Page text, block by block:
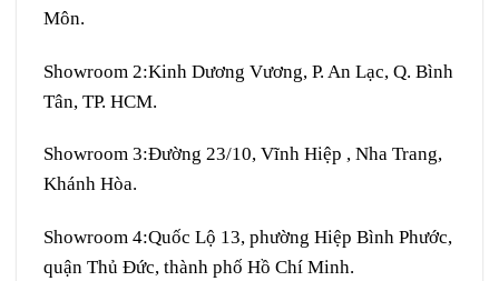
Môn.
Showroom 2:Kinh Dương Vương, P. An Lạc, Q. Bình
Tân, TP. HCM.
Showroom 3:Đường 23/10, Vĩnh Hiệp , Nha Trang,
Khánh Hòa.
Showroom 4:Quốc Lộ 13, phường Hiệp Bình Phước,
quận Thủ Đức, thành phố Hồ Chí Minh.